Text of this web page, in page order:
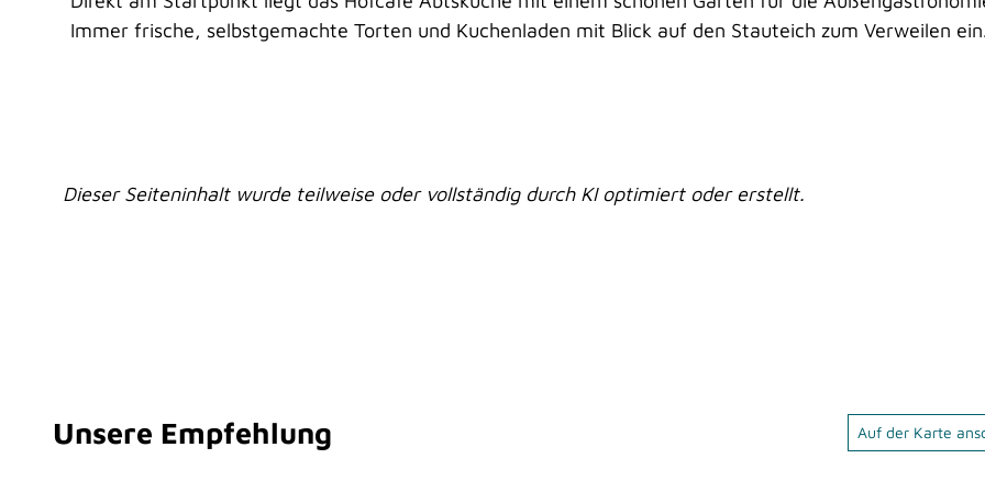
Immer frische, selbstgemachte Torten und Kuchenladen mit Blick auf den Stauteich zum Verweilen
Dieser Seiteninhalt wurde teilweise oder vollständig durch KI optimiert oder erstellt.
Unsere Empfehlung Auf der Karte